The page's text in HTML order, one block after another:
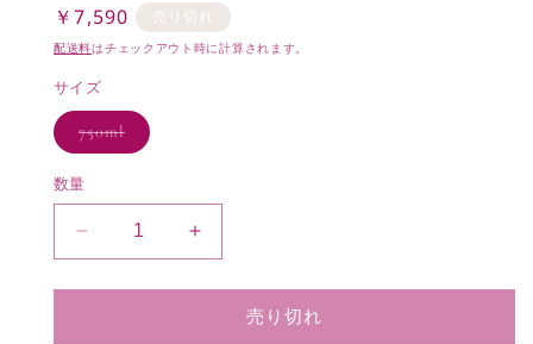
で
デ
ア
(1)
を
開
く
通
常
格
￥7,590 売り切れ
配送料はチェックアウト時に計算されます。
サイズ
750mlバ
リ
ン
売
数量
2020
売り切れ